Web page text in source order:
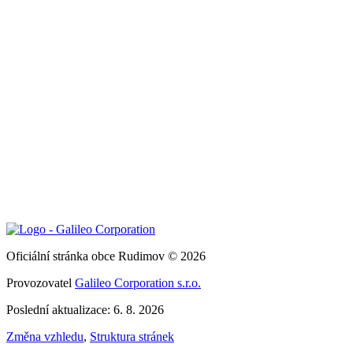
Oficiální stránka obce Rudimov © 2026
Provozovatel Galileo Corporation s.r.o.
Poslední aktualizace: 6. 8. 2026
Změna vzhledu, Struktura stránek